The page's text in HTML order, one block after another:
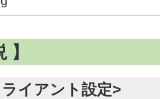
】
イアント設定>